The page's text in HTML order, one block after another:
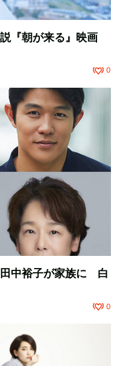
『朝が来る』映画
0
中裕子が家族に 白
0